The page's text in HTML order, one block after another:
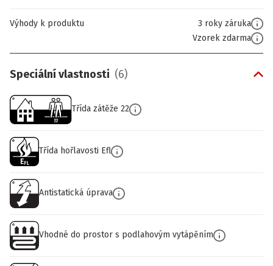
Výhody k produktu
3 roky záruka
Vzorek zdarma
Speciální vlastnosti (6)
Třída zátěže 22
Třída hořlavosti Efl
Antistatická úprava
Vhodné do prostor s podlahovým vytápěním